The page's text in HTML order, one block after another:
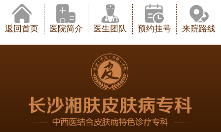
返回首页 医院简介 医生团队 预约挂号 来院路线